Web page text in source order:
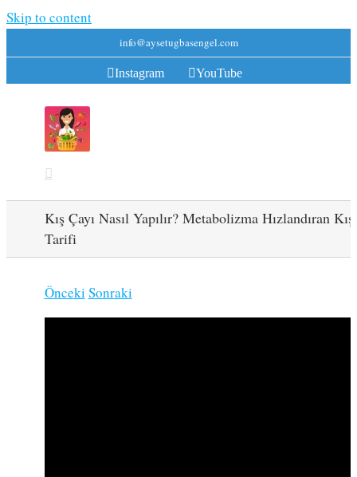
Skip to content
info@aysetugbasengel.com
Instagram YouTube
Kış Çayı Nasıl Yapılır? Metabolizma Hızlandıran Kış
Tarifi
Önceki Sonraki